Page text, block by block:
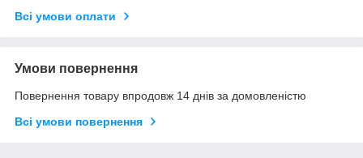
Всі умови оплати
Умови повернення
Повернення товару впродовж 14 днів за домовленістю
Всі умови повернення